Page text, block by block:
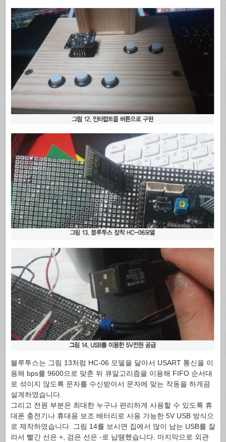
블루투스는 그림 13처럼 HC-06 모델을 달아서 USART 통신을 이
용해 bps를 9600으로 맞춘 뒤 큐알고리즘을 이용해 FIFO 순서대
로 섞이지 않도록 문자를 수신받아서 문자에 맞는 작동을 하게끔
설계하였습니다.
그리고 전원 부분은 최대한 누구나 편리하게 사용할 수 있도록 휴
대폰 충전기나 휴대용 보조 배터리로 사용 가능한 5V USB 방식으
로 제작하였습니다. 그림 14를 보시면 집에서 많이 남는 USB를 잘
라서 빨간 선은 +, 검은 선은 -로 납땜했습니다. 마지막으로 외관